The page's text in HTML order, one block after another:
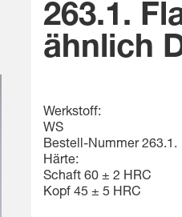
263.1.
ähnlich
Werkstoff:
WS
Bestell-Nummer 263.1.
Härte:
Schaft 60 ± 2 HRC
Kopf 45 ± 5 HRC